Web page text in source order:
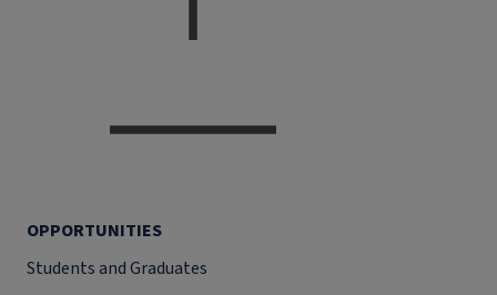
OPPORTUNITIES
Students and Graduates